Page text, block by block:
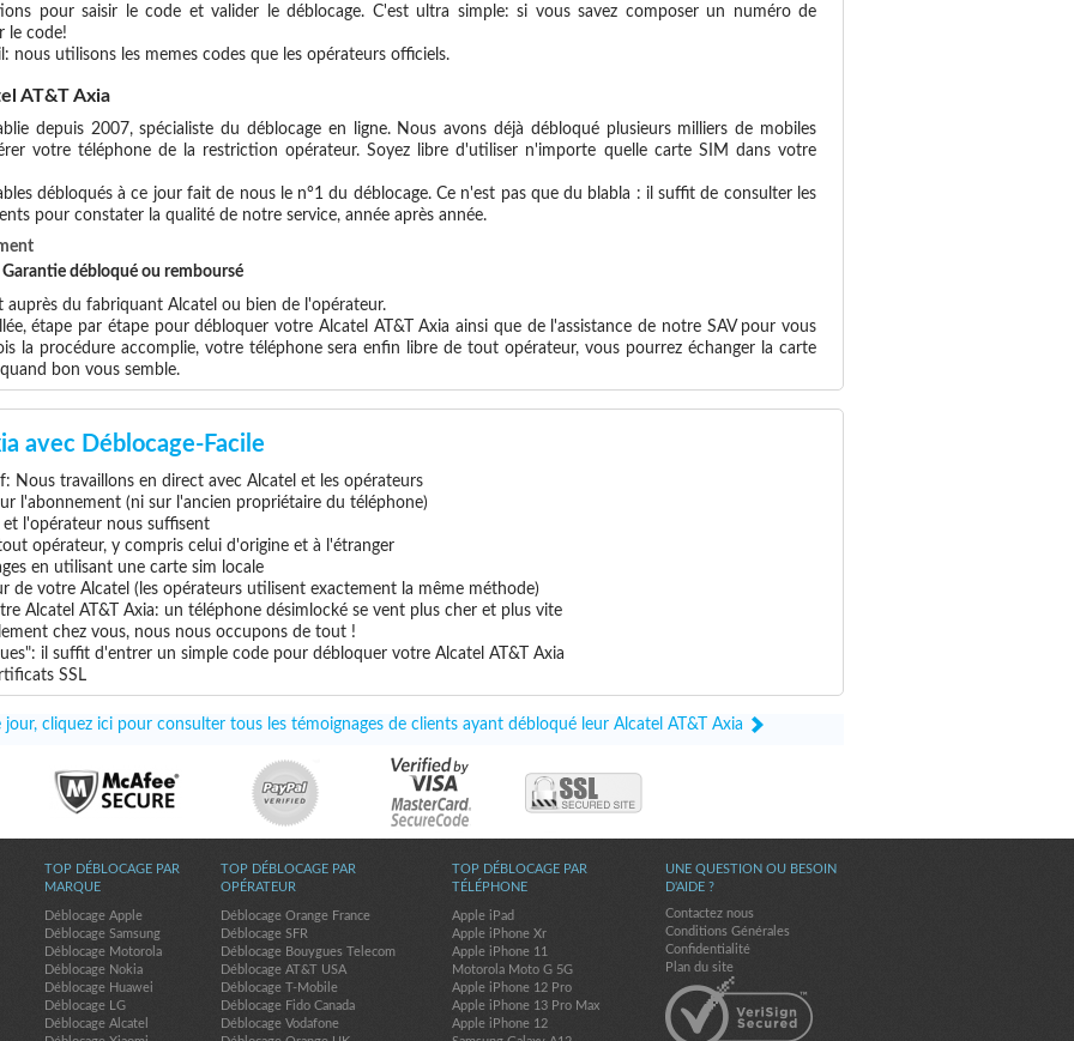
pour saisir le code et valider le déblocage. C'est ultra simple: si vous savez composer un numéro de
le code!
nous utilisons les memes codes que les opérateurs officiels.
AT&T Axia
depuis 2007, spécialiste du déblocage en ligne. Nous avons déjà débloqué plusieurs milliers de mobiles
votre téléphone de la restriction opérateur. Soyez libre d'utiliser n'importe quelle carte SIM dans votre
débloqués à ce jour fait de nous le n°1 du déblocage. Ce n'est pas que du blabla : il suffit de consulter les
pour constater la qualité de notre service, année après année.
débloqué ou remboursé
du fabriquant Alcatel ou bien de l'opérateur.
étape par étape pour débloquer votre Alcatel AT&T Axia ainsi que de l'assistance de notre SAV pour vous
la procédure accomplie, votre téléphone sera enfin libre de tout opérateur, vous pourrez échanger la carte
bon vous semble.
avec Déblocage-Facile
Nous travaillons en direct avec Alcatel et les opérateurs
l'abonnement (ni sur l'ancien propriétaire du téléphone)
et l'opérateur nous suffisent
opérateur, y compris celui d'origine et à l'étranger
en utilisant une carte sim locale
de votre Alcatel (les opérateurs utilisent exactement la même méthode)
Alcatel AT&T Axia: un téléphone désimlocké se vent plus cher et plus vite
chez vous, nous nous occupons de tout !
il suffit d'entrer un simple code pour débloquer votre Alcatel AT&T Axia
SSL
jour, cliquez ici pour consulter tous les témoignages de clients ayant débloqué leur Alcatel AT&T Axia
UNE QUESTION OU BESOIN
D'AIDE ?
Contactez nous
Conditions Générales
Confidentialité
Plan du site
TOP DÉBLOCAGE PAR
MARQUE
Déblocage Apple
Déblocage Samsung
Déblocage Motorola
Déblocage Nokia
Déblocage Huawei
Déblocage LG
Déblocage Alcatel
TOP DÉBLOCAGE PAR
OPÉRATEUR
Déblocage Orange France
Déblocage SFR
Déblocage Bouygues Telecom
Déblocage AT&T USA
Déblocage T-Mobile
Déblocage Fido Canada
Déblocage Vodafone
TOP DÉBLOCAGE PAR
TÉLÉPHONE
Apple iPad
Apple iPhone Xr
Apple iPhone 11
Motorola Moto G 5G
Apple iPhone 12 Pro
Apple iPhone 13 Pro Max
Apple iPhone 12